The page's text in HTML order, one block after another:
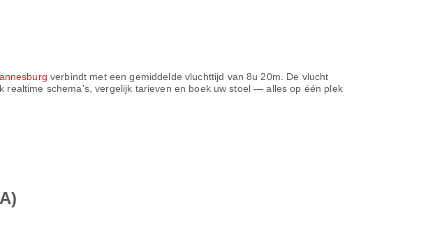
verbindt met een gemiddelde vluchttijd van8u 20m . De vlucht
realtime schema's, vergelijk tarieven en boek uw stoel — alles op één plek